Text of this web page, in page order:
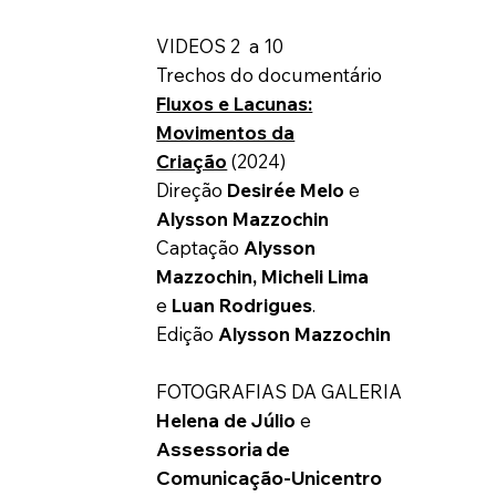
VIDEOS 2 a 10
Trechos do documentário
Fluxos e Lacunas:
Movimentos da
Criação (2024)
Direção Desirée Melo e
Alysson Mazzochin
Captação Alysson
Mazzochin, Micheli Lima
e Luan Rodrigues.
Edição Alysson Mazzochin
FOTOGRAFIAS DA GALERIA
Helena de Júlioe
Assessoria de
Comunicação-Unicentro